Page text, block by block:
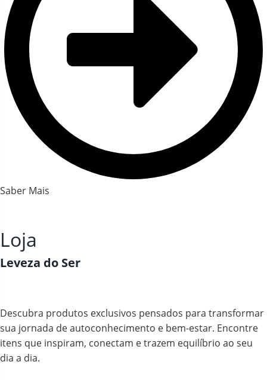
Saber Mais
Loja
Leveza do Ser
Descubra produtos exclusivos pensados para transformar
sua jornada de autoconhecimento e bem-estar. Encontre
itens que inspiram, conectam e trazem equilíbrio ao seu
dia a dia.